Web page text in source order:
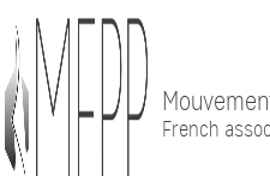
French